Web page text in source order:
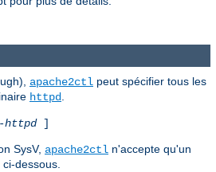
apache2ctl peut spécifier tous les
httpd
httpd]
SysV, apache2ctl n'accepte qu'un
dessous.